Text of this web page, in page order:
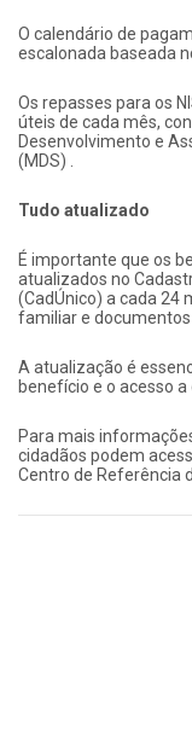
O calendário de
escalonada baseada
Os repasses para os
úteis de cada mês,
Desenvolvimento e
(MDS)
Tudo atualizado
É importante que os
atualizados no
(CadÚnico) a cada 24
familiar e
A atualização é
benefício e o acesso
Para mais
cidadãos podem
Centro de Referência